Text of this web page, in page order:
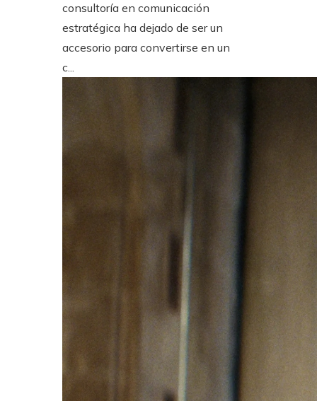
consultoría en comunicación
estratégica ha dejado de ser un
accesorio para convertirse en un
c...